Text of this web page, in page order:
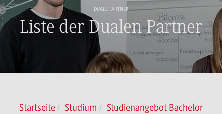
DUALE PARTNER
Liste der Dualen Partner
Startseite Studium
Studienangebot Bachelor